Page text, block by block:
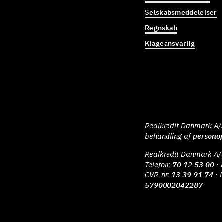
Selskabsmeddelelser
Regnskab
Klageansvarlig
Realkredit Danmark
behandling af
Realkredit Danmark A/
Telefon: 70 12 53 00 ·
CVR-nr: 13 39 91 74 ·
5790002042287